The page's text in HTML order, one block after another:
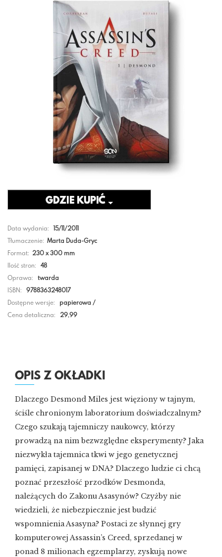
Data wydania:
15/11/2011
Tłumaczenie: Marta Duda-Gryc
Format: 230 x 300 mm
Ilość stron:
48
Oprawa:
twarda
ISBN:
9788363248017
Dostępne wersje:
papierowa /
Cena detaliczna:
29,99
GDZIE KUPIĆ
OPIS Z OKŁADKI
Dlaczego Desmond Miles jest więziony w tajnym,
ściśle chronionym laboratorium doświadczalnym?
Czego szukają tajemniczy naukowcy, którzy
prowadzą na nim bezwzględne eksperymenty? Jaka
niezwykła tajemnica tkwi w jego genetycznej
pamięci, zapisanej w DNA? Dlaczego ludzie ci chcą
poznać przeszłość przodków Desmonda,
należących do Zakonu Asasynów? Czyżby nie
wiedzieli, że niebezpiecznie jest budzić
wspomnienia Asasyna? Postaci ze słynnej gry
komputerowej Assassin’s Creed, sprzedanej w
ponad 8 milionach egzemplarzy, zyskują nowe